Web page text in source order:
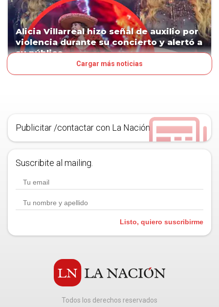
Alicia Villarreal hizo señal de auxilio por
violencia durante su concierto y alertó a
su público
Cargar más noticias
Publicitar /contactar con La Nación
Suscribite al mailing.
Listo, quiero suscribirme
Todos los derechos reservados